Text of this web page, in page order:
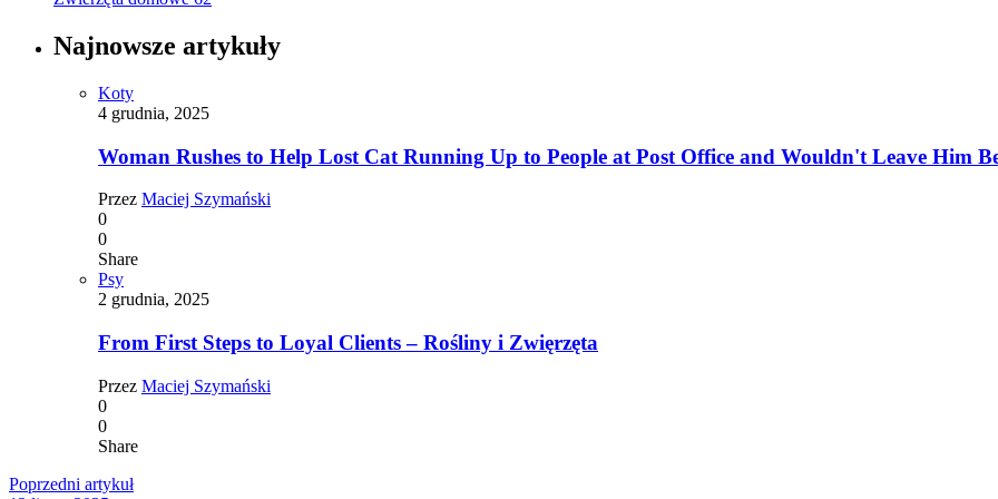
Najnowsze artykuły
Koty
4 grudnia, 2025
Woman Rushes to Help Lost Cat Running Up to People at Post Office and Wouldn't Leave Him
Przez Maciej Szymański
0
0
Share
Psy
2 grudnia, 2025
From First Steps to Loyal Clients – Rośliny i Zwięrzęta
Przez Maciej Szymański
0
0
Share
Poprzedni artykuł